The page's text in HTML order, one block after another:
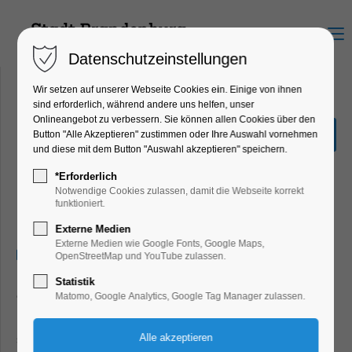
Menu
Deutsche Meisterschaften
im Kanu-Rennsport mit
Autogrammstunde der
Olympioniken
15.08.2024, 08:00
Gemeldet sind 816 Sportler aus 103 Vereinen. Geplant sind
Rennen über 200 m, 500 m, 1000 m, 2000 m und 5000 m
sowie der Kanu-Mehrkampf der Schülerinnen und Schüler.
Datenschutzeinstellungen
Wir setzen auf unserer Webseite Cookies ein. Einige von ihnen
sind erforderlich, während andere uns helfen, unser
Onlineangebot zu verbessern. Sie können allen Cookies über den
Button "Alle Akzeptieren" zustimmen oder Ihre Auswahl vornehmen
und diese mit dem Button "Auswahl akzeptieren" speichern.
*Erforderlich
Notwendige Cookies zulassen, damit die Webseite korrekt
funktioniert.
Externe Medien
Externe Medien wie Google Fonts, Google Maps,
OpenStreetMap und YouTube zulassen.
Statistik
Matomo, Google Analytics, Google Tag Manager zulassen.